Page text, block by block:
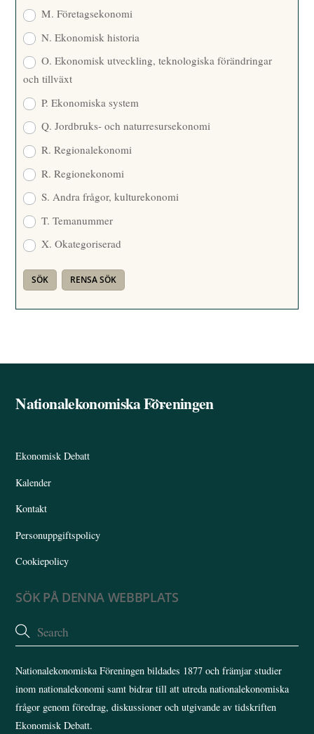
M. Företagsekonomi
N. Ekonomisk historia
O. Ekonomisk utveckling, teknologiska förändringar
och tillväxt
P. Ekonomiska system
Q. Jordbruks- och naturresursekonomi
R. Regionalekonomi
R. Regionekonomi
S. Andra frågor, kulturekonomi
T. Temanummer
X. Okategoriserad
Back
Nationalekonomiska Föreningen
Ekonomisk Debatt
Kalender
Kontakt
Personuppgiftspolicy
Cookiepolicy
SÖK PÅ DENNA WEBBPLATS
Nationalekonomiska Föreningen bildades 1877 och främjar studier
inom nationalekonomi samt bidrar till att utreda nationalekonomiska
frågor genom föredrag, diskussioner och utgivande av tidskriften
Ekonomisk Debatt.